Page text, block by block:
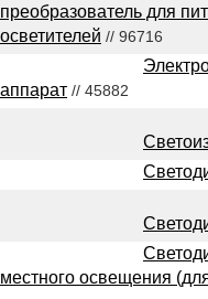
преобразователь для
осветителей // 96716
аппарат // 45882
местного освещения